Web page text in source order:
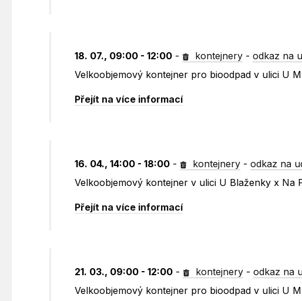
18. 07., 09:00 - 12:00 - kontejnery -odkaz na
Velkoobjemový kontejner pro bioodpad v ulici U
Přejít na více informací
16. 04., 14:00 - 18:00 - kontejnery -odkaz na
Velkoobjemový kontejner v ulici U Blaženky x Na
Přejít na více informací
21. 03., 09:00 - 12:00 - kontejnery -odkaz na
Velkoobjemový kontejner pro bioodpad v ulici U